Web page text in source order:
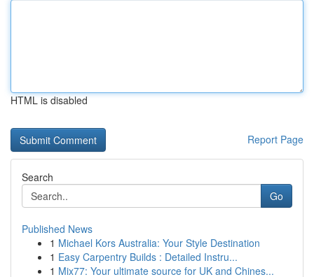
HTML is disabled
Report Page
Search
Go
Published News
1 Michael Kors Australia: Your Style Destination
1 Easy Carpentry Builds : Detailed Instru...
1 Mix77: Your ultimate source for UK and Chines...